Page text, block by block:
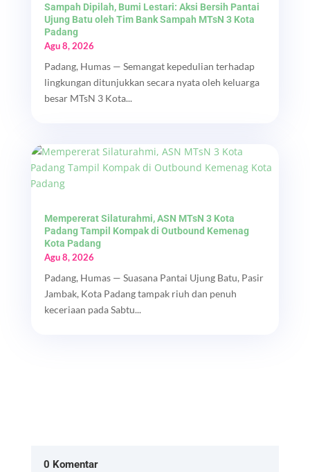
Sampah Dipilah, Bumi Lestari: Aksi Bersih Pantai
Ujung Batu oleh Tim Bank Sampah MTsN 3 Kota
Padang
Agu 8, 2026
Padang, Humas — Semangat kepedulian terhadap
lingkungan ditunjukkan secara nyata oleh keluarga
besar MTsN 3 Kota...
Mempererat Silaturahmi, ASN MTsN 3 Kota
Padang Tampil Kompak di Outbound Kemenag
Kota Padang
Agu 8, 2026
Padang, Humas — Suasana Pantai Ujung Batu, Pasir
Jambak, Kota Padang tampak riuh dan penuh
keceriaan pada Sabtu...
0 Komentar